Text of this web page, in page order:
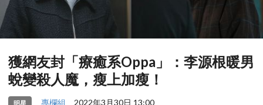
獲網友封「療癒系Oppa」：李源根暖男
蛻變殺人魔，瘦上加瘦！
明星 專欄組 2022年3月30日 13:00